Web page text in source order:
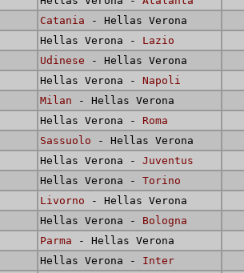
Catania - Hellas Verona
Hellas Verona - Lazio
Udinese - Hellas Verona
Hellas Verona - Napoli
Milan - Hellas Verona
Hellas Verona - Roma
Sassuolo - Hellas Verona
Hellas Verona - Juventus
Hellas Verona - Torino
Livorno - Hellas Verona
Hellas Verona - Bologna
Parma - Hellas Verona
Hellas Verona - Inter